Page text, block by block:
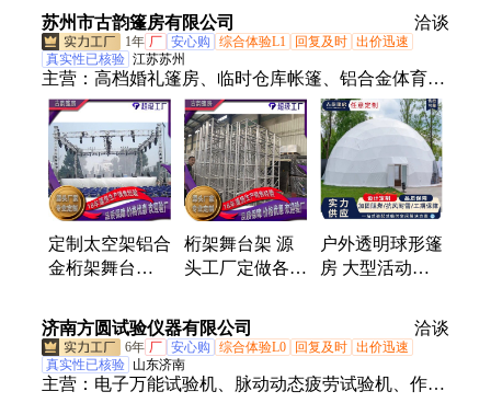
出演唱台
桁架背景架
苏州市古韵篷房有限公司 洽谈
1年 厂 安心购 综合体验L1 回复及时 出价迅速
真实性已核验 江苏苏州
主营： 高档婚礼篷房、临时仓库帐篷、铝合金体育篷
房、铝合金桁架、铝合金舞台、雷亚舞台、舞台、户
外星空篷房、展会篷房、蓬房
定制太空架铝合
金桁架舞台
厂供应插销架
桁架舞台架 源
头工厂定做各式
配套升降 方头
户外透明球形篷
房 大型活动展
济南方圆试验仪器有限公司 洽谈
6年 厂 安心购 综合体验L0 回复及时 出价迅速
真实性已核验 山东济南
主营： 电子万能试验机、脉动动态疲劳试验机、作动